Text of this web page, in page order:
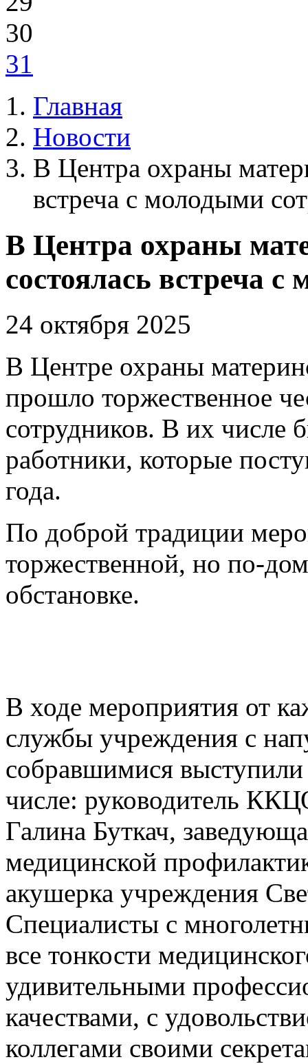
30
31
Главная
Новости
В Центра охраны
встреча с молодыми
В Центра охраны
состоялась встреча
24 октября 2025
В Центре охраны
прошло торжественное
сотрудников. В их числе
работники, которые
года.
По доброй традиции
торжественной, но по-
обстановке.
В ходе мероприятия от
службы учреждения с
собравшимися
числе: руководитель
Галина Буткач,
медицинской
акушерка учреждения
Специалисты с
все тонкости
удивительными
качествами, с
коллегами своими